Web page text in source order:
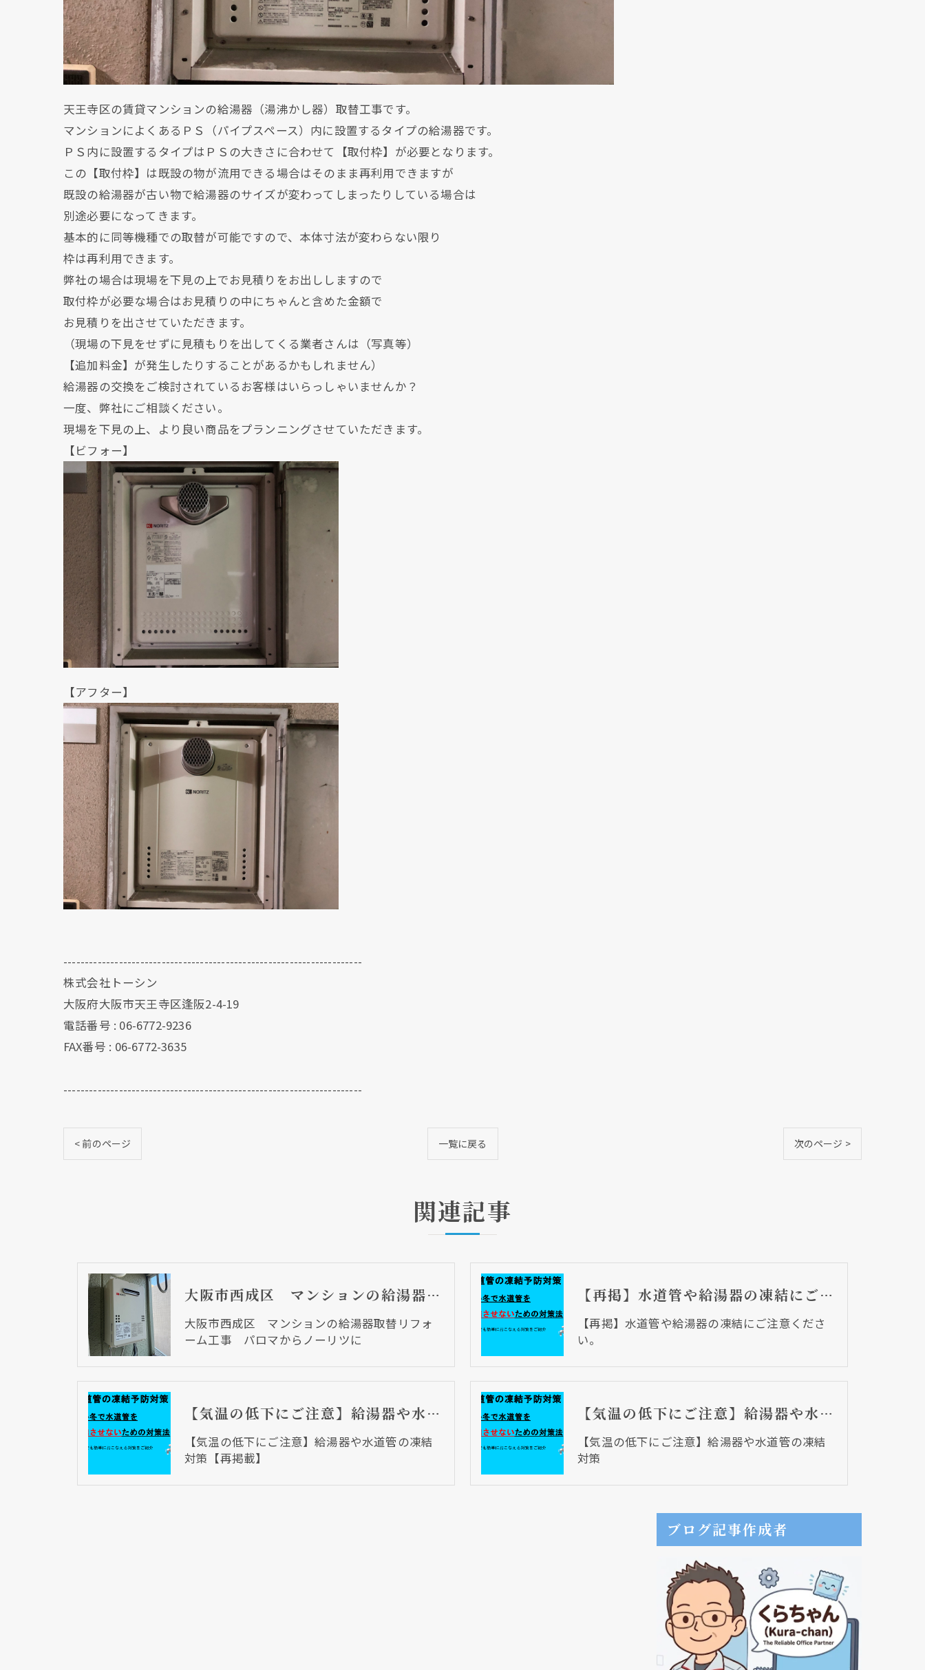
天王寺区の賃貸マンションの給湯器（湯沸かし器）取替工事です。
マンションによくあるＰＳ（パイプスペース）内に設置するタイプの給湯器です。
ＰＳ内に設置するタイプはＰＳの大きさに合わせて【取付枠】が必要となります。
この【取付枠】は既設の物が流用できる場合はそのまま再利用できますが
既設の給湯器が古い物で給湯器のサイズが変わってしまったりしている場合は
別途必要になってきます。
基本的に同等機種での取替が可能ですので、本体寸法が変わらない限り
枠は再利用できます。
弊社の場合は現場を下見の上でお見積りをお出ししますので
取付枠が必要な場合はお見積りの中にちゃんと含めた金額で
お見積りを出させていただきます。
（現場の下見をせずに見積もりを出してくる業者さんは（写真等）
【追加料金】が発生したりすることがあるかもしれません）
給湯器の交換をご検討されているお客様はいらっしゃいませんか？
一度、弊社にご相談ください。
現場を下見の上、より良い商品をプランニングさせていただきます。
【ビフォー】
【アフター】
----------------------------------------------------------------------
株式会社トーシン
大阪府大阪市天王寺区逢阪2-4-19
電話番号 : 06-6772-9236
FAX番号 : 06-6772-3635
----------------------------------------------------------------------
< 前のページ 一覧に戻る 次のページ >
関連記事
大阪市西成区 マンションの給湯器取替リフォーム工事 パロマからノーリツに
大阪市西成区 マンションの給湯器取替リフォ
ーム工事 パロマからノーリツに
【再掲】水道管や給湯器の凍結にご注意ください。
【再掲】水道管や給湯器の凍結にご注意くださ
い。
【気温の低下にご注意】給湯器や水道管の凍結対策【再掲載】
【気温の低下にご注意】給湯器や水道管の凍結
対策【再掲載】
【気温の低下にご注意】給湯器や水道管の凍結対策
【気温の低下にご注意】給湯器や水道管の凍結
対策
ブログ記事作成者